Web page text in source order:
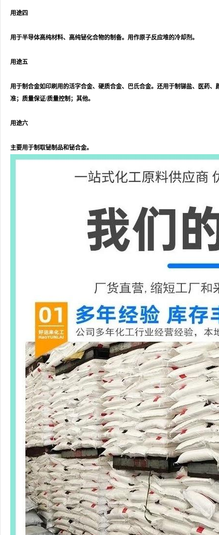
用途四
用于半导体高纯材料、高纯铋化合物的制备。用作原子反应堆的冷却剂。
用途五
用于制合金如印刷用的活字合金、硬质合金、巴氏合金。还用于制锑盐、医药
准；质量保证/质量控制；其他。
用途六
主要用于制取铋制品和铋合金。